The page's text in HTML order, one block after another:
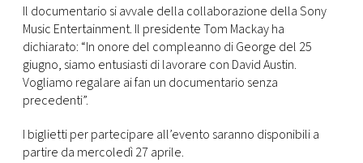
Il documentario si avvale della collaborazione della Sony
Music Entertainment. Il presidente Tom Mackay ha
dichiarato: “In onore del compleanno di George del 25
giugno, siamo entusiasti di lavorare con David Austin.
Vogliamo regalare ai fan un documentario senza
precedenti”.
I biglietti per partecipare all’evento saranno disponibili a
partire da mercoledì 27 aprile.